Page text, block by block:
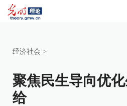
经济社会 >
聚焦民生导向优
给